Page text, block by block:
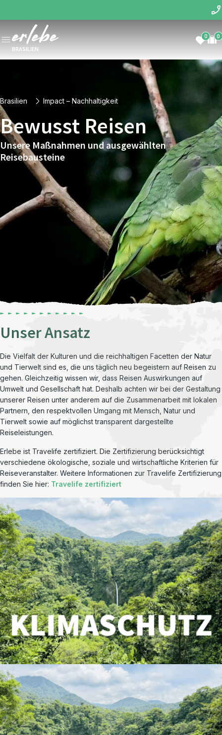
BRASILIEN
0 0
Brasilien Impact – Nachhaltigkeit
Bewusst Reisen
Unsere Maßnahmen und ausgewählten
Reisebausteine
Unser Ansatz
Die Vielfalt der Kulturen und die reichhaltigen Facetten der Natur
und Tierwelt sind es, die uns täglich neu begeistern auf Reisen zu
gehen. Gleichzeitig wissen wir, dass Reisen Auswirkungen auf
Umwelt und Gesellschaft hat. Deshalb achten wir bei der Gestaltung
unserer Reisen unter anderem auf die Zusammenarbeit mit lokalen
Partnern, den respektvollen Umgang mit Mensch, Natur und
Tierwelt sowie auf möglichst transparent dargestellte
Reiseleistungen.
Erlebe ist Travelife zertifiziert. Die Zertifizierung berücksichtigt
verschiedene ökologische, soziale und wirtschaftliche Kriterien für
Reiseveranstalter. Weitere Informationen zur Travelife Zertifizierung
finden Sie hier: Travelife zertifiziert